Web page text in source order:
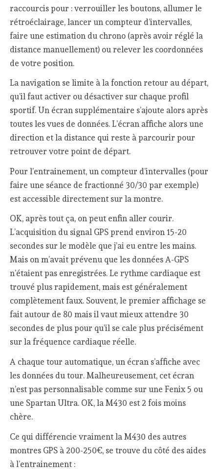
raccourcis pour : verrouiller les boutons, allumer le
rétroéclairage, lancer un compteur d’intervalles,
faire une estimation du chrono (après avoir réglé la
distance manuellement) ou relever les coordonnées
de votre position.
La navigation se limite à la fonction retour au départ,
qu’il faut activer ou désactiver sur chaque profil
sportif. Un écran supplémentaire s’ajoute alors après
toutes les vues de données. L’écran affiche alors une
direction et la distance qui reste à parcourir pour
retrouver votre point de départ.
Pour l’entrainement, un compteur d’intervalles (pour
faire une séance de fractionné 30/30 par exemple)
est accessible directement sur la montre.
OK, après tout ça, on peut enfin aller courir.
L’acquisition du signal GPS prend environ 15-20
secondes sur le modèle que j’ai eu entre les mains.
Mais on m’avait prévenu que les données A-GPS
n’étaient pas enregistrées. Le rythme cardiaque est
trouvé plus rapidement, mais est généralement
complètement faux. Souvent, le premier affichage se
fait autour de 80 mais il vaut mieux attendre 30
secondes de plus pour qu’il se cale plus précisément
sur la fréquence cardiaque réelle.
A chaque tour automatique, un écran s’affiche avec
les données du tour. Malheureusement, cet écran
n’est pas personnalisable comme sur une Fenix 5 ou
une Spartan Ultra. OK, la M430 est 2 fois moins
chère.
Ce qui différencie vraiment la M430 des autres
montres GPS à 200-250€, se trouve du côté des aides
à l’entrainement :